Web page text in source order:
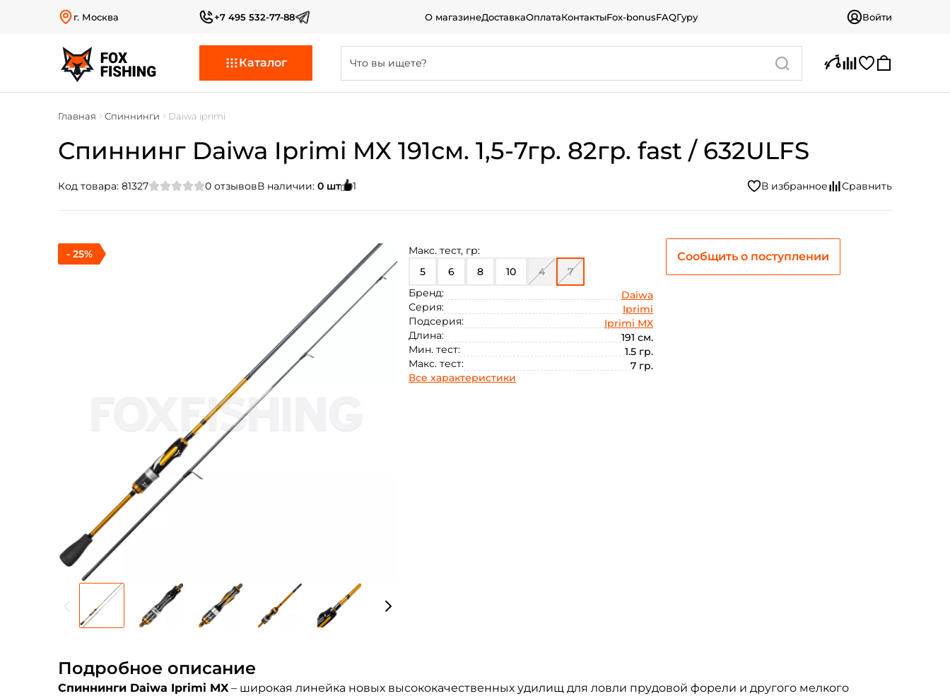
г. Москва +7 495 532-77-88 О магазинеДоставкаОплатаКонтактыFox-bonusFAQГуру Войти
Каталог
Главная Спиннинги Daiwa iprimi
Спиннинг Daiwa Iprimi MX 191см. 1,5-7гр. 82гр. fast / 632ULFS
Код товара: 81327 0 отзывовВ наличии: 0 шт 1
- 25%
Макс. тест, гр:
5
6 8 10 4
7
Бренд:
Daiwa
Серия:
Iprimi
Подсерия:
Iprimi MX
Длина:
191 см.
Мин. тест:
1.5 гр.
Макс. тест:
7 гр.
Все характеристики
Сообщить о поступлении
Подробное описание
Спиннинги Daiwa Iprimi MX– широкая линейка новых высококачественных удилищ для ловли прудовой форели и другого мелкого